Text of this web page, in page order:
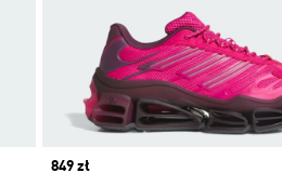
Price
849 zł